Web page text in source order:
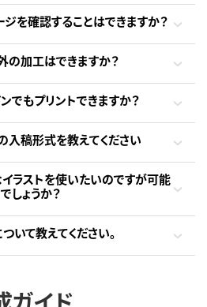
を確認することはできますか？
の加工はできますか？
でもプリントできますか？
入稿形式を教えてください
ラストを使いたいのですが可能
でしょうか？
いて教えてください。